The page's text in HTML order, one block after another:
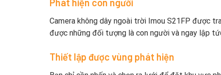
Phát hiện con người
Camera không dây ngoài trời Imou S21FP được
được những đối tượng là con người và ngay lập
Thiết lập được vùng phát hiện